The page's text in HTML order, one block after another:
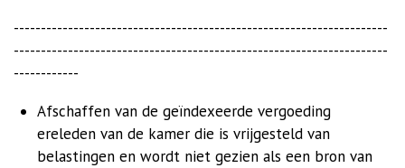
---------------------------------------------------------------------
---------------------------------------------------------------------
------------
Afschaffen van de geïndexeerde vergoeding
ereleden van de kamer die is vrijgesteld van
belastingen en wordt niet gezien als een bron van